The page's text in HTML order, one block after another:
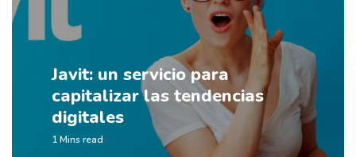
Javit: un servicio para
capitalizar las tendencias
digitales
1 Mins read